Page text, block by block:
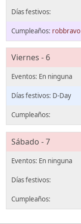
robbravo
Viernes - 6
D-Day
Sábado - 7